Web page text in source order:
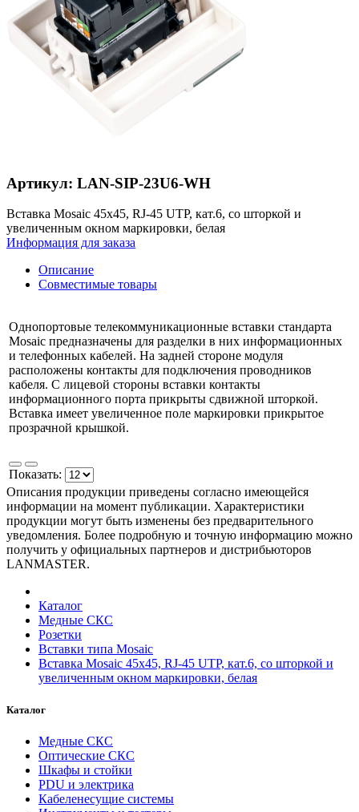
Артикул: LAN-SIP-23U6-WH
Вставка Mosaic 45x45, RJ-45 UTP, кат.6, со шторкой и
увеличенным окном маркировки, белая
Информация для заказа
Описание
Совместимые товары
Однопортовые телекоммуникационные вставки стандарта
Mosaic предназначены для разделки в них информационных
и телефонных кабелей. На задней стороне модуля
расположены контакты для подключения проводников
кабеля. С лицевой стороны вставки контакты
информационного порта прикрыты сдвижной шторкой.
Вставка имеет увеличенное поле маркировки прикрытое
прозрачной крышкой.
Показать:
Описания продукции приведены согласно имеющейся
информации на момент публикации. Характеристики
продукции могут быть изменены без предварительного
уведомления. Более подробную и точную информацию можно
получить у официальных партнеров и дистрибьюторов
LANMASTER.
Каталог
Медные СКС
Розетки
Вставки типа Mosaic
Вставка Mosaic 45x45, RJ-45 UTP, кат.6, со шторкой и
увеличенным окном маркировки, белая
Каталог
Медные СКС
Оптические СКС
Шкафы и стойки
PDU и электрика
Кабеленесущие системы